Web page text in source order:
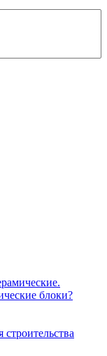
блоки?